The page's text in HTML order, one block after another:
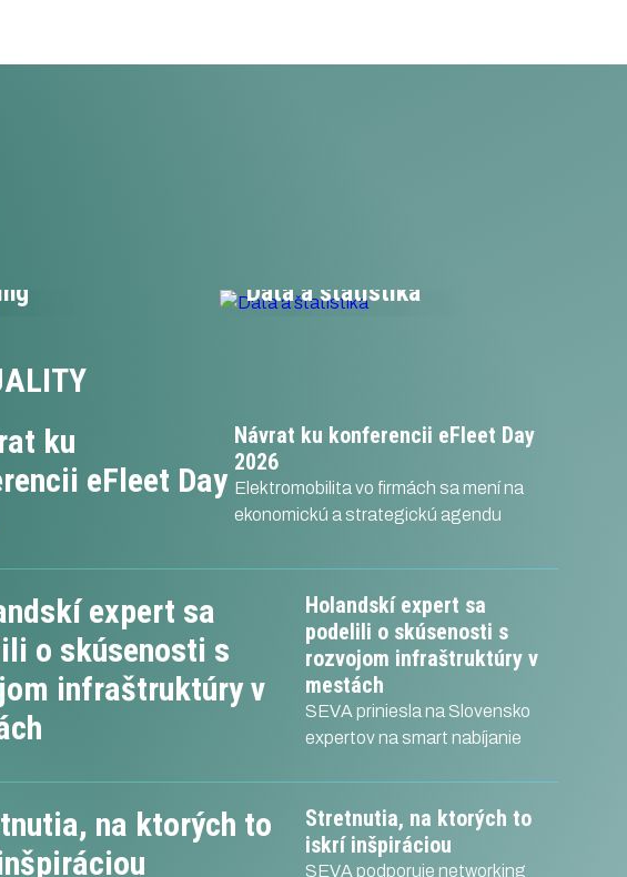
sektor v Európskej
Dáta a štatistika
Návrat ku konferencii eFleet Day
2026
Elektromobilita vo firmách sa mení na
ekonomickú a strategickú agendu
Holandskí expert sa
podelili o skúsenosti s
rozvojom infraštruktúry v
mestách
SEVA priniesla na Slovensko
expertov na smart nabíjanie
Stretnutia, na ktorých to
iskrí inšpiráciou
SEVA podporuje networking